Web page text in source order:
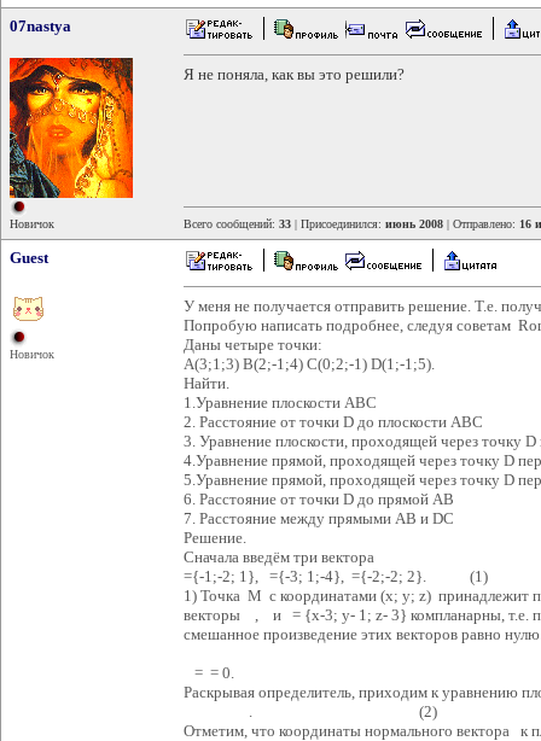
07nastya
Новичок
Я не поняла, как вы это решили?
Всего сообщений: 33 | Присоединился: июнь 2008 | Отправлено: 16
Guest
Новичок
У меня не получается отправить решение. Т.е.
Попробую написать подробнее, следуя советам
Даны четыре точки:
А(3;1;3) В(2;-1;4) С(0;2;-1) D(1;-1;5).
Найти.
1.Уравнение плоскости АВС
2. Расстояние от точки D до плоскости АВС
3. Уравнение плоскости, проходящей через точку
4.Уравнение прямой, проходящей через точку D
5.Уравнение прямой, проходящей через точку D
6. Расстояние от точки D до прямой АВ
7. Расстояние между прямыми АВ и DC
Решение.
Сначала введём три вектора
={-1;-2; 1}, ={-3; 1;-4}, ={-2;-2;
1) Точка M с координатами (x; y; z) принадлежит
векторы , и = {x-3; y- 1; z- 3} компланарны, т.е.
смешанное произведение этих векторов равно
= = 0.
Раскрывая определитель, приходим к уравнению
. (2)
Отметим, что координаты нормального вектора к